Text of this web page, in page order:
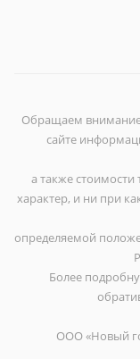
Обращаем внимание
сайте
а также
характер, и ни при
определяемой
Более
ООО «Новый